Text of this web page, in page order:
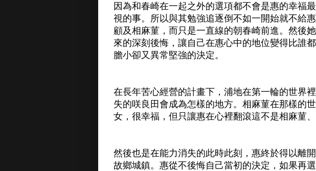
因為和春崎在一起之外的選項都不會是惠的幸福
視的事。所以與其勉強追逐倒不如一開始就不給
顧及相麻菫，而只是一直線的朝春崎前進。然後
來的深刻後悔，讓自己在惠心中的地位變得比誰
膽小卻又異常堅強的決定。
在長年苦心經營的計畫下，浦地在第一輪的世界
失的咲良田會成為怎樣的地方。相麻菫在那樣的
女，很幸福，但只讓惠在心裡翻滾這不是相麻菫
然後也是在能力消失的此時此刻，惠終於得以離
故鄉城鎮。惠從不後悔自己當初的決定，如果再